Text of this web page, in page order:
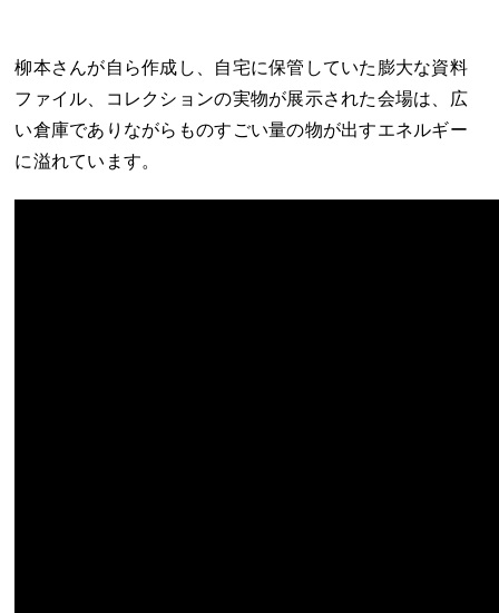
柳本さんが自ら作成し、自宅に保管していた膨大な資料
ファイル、コレクションの実物が展示された会場は、広
い倉庫でありながらものすごい量の物が出すエネルギー
に溢れています。